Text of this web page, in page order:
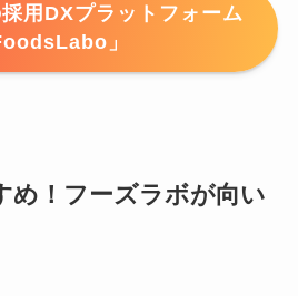
用DXプラットフォーム
」
め！フーズラボが向い